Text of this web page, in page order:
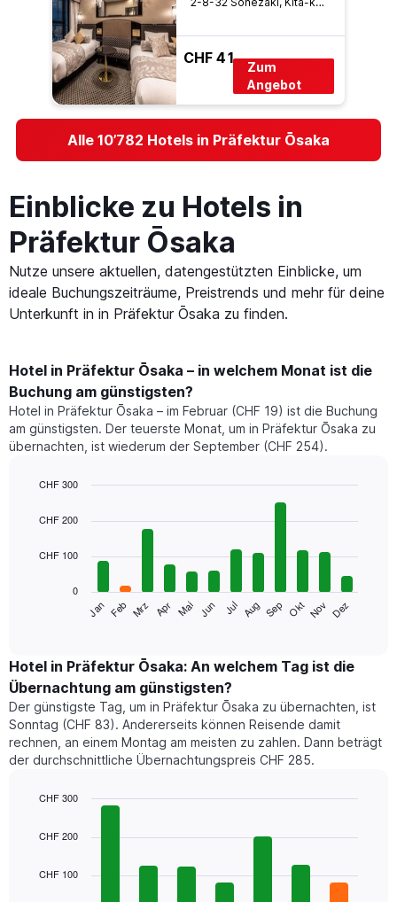
CHF 41
Zum
Angebot
Alle 10’782 Hotels in Präfektur Ōsaka
Einblicke zu Hotels in
Präfektur Ōsaka
Nutze unsere aktuellen, datengestützten Einblicke, um
ideale Buchungszeiträume, Preistrends und mehr für deine
Unterkunft in in Präfektur Ōsaka zu finden.
Hotel in Präfektur Ōsaka – in welchem Monat ist die
Buchung am günstigsten?
Hotel in Präfektur Ōsaka – im Februar (CHF 19) ist die Buchung
am günstigsten. Der teuerste Monat, um in Präfektur Ōsaka zu
übernachten, ist wiederum der September (CHF 254).
chart
bars.
den
durchschnittlichen
Zimmerpreis
im
jeweiligen
Monat
an.
Diagramm
die
graphic.
Jan Feb Mrz Apr Mai Jun Jul Aug Sep Okt Nov Dez
0
CHF 100
CHF 200
CHF 300
Hotel in Präfektur Ōsaka: An welchem Tag ist die
Übernachtung am günstigsten?
Der günstigste Tag, um in Präfektur Ōsaka zu übernachten, ist
Sonntag (CHF 83). Andererseits können Reisende damit
rechnen, an einem Montag am meisten zu zahlen. Dann beträgt
der durchschnittliche Übernachtungspreis CHF 285.
chart
bars.
CHF 100
CHF 200
CHF 300